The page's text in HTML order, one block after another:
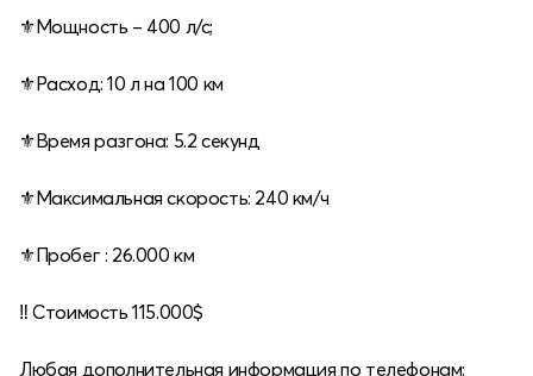
⚜️Мощность – 400 л/с;
⚜️Расход: 10 л на 100 км
⚜️Время разгона: 5.2 секунд
⚜️Максимальная скорость: 240 км/ч
⚜️Пробег : 26.000 км
‼️ Cтоимость 115.000$
Любая дополнительная информация по телефонам: